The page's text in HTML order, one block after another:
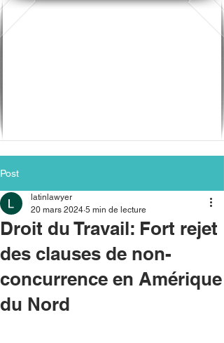
Post
Droit du Travail: Fort rejet
des clauses de non-
concurrence en Amérique
du Nord
latinlawyer
20 mars 2024 5 min de lecture